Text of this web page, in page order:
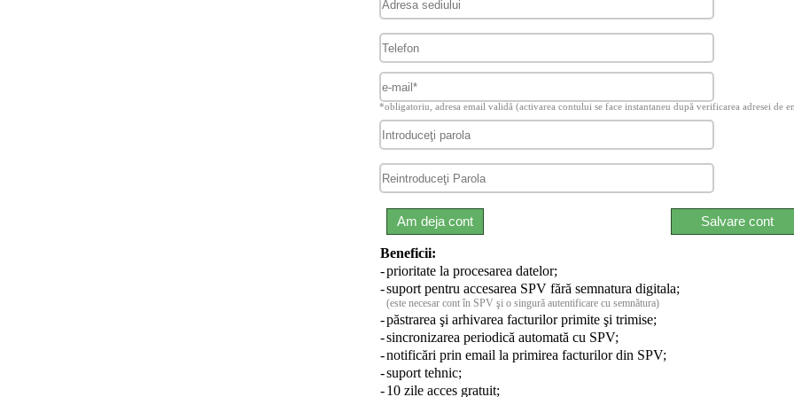
*obligatoriu, adresa email validă (activarea contului se face instantaneu după verificarea adresei de
Am deja cont Salvare cont
Beneficii:
-prioritate la procesarea datelor;
-suport pentru accesarea SPV fără semnatura digitala;
(este necesar cont în SPV şi o singură autentificare cu semnătura)
-păstrarea şi arhivarea facturilor primite şi trimise;
-sincronizarea periodică automată cu SPV;
-notificări prin email la primirea facturilor din SPV;
-suport tehnic;
-10 zile acces gratuit;